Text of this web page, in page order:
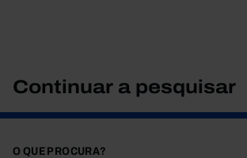
Continuar a pesquisar
O QUE PROCURA?